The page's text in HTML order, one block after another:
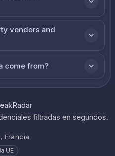
vendors and
come from?
filtradas en segundos.
Francia
UE